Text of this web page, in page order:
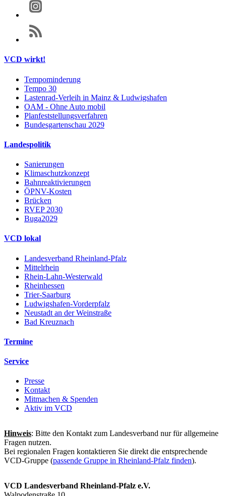
VCD wirkt!
Tempominderung
Tempo 30
Lastenrad-Verleih in Mainz & Ludwigshafen
OAM - Ohne Auto mobil
Planfeststellungsverfahren
Bundesgartenschau 2029
Landespolitik
Sanierungen
Klimaschutzkonzept
Bahnreaktivierungen
ÖPNV-Kosten
Brücken
RVEP 2030
Buga2029
VCD lokal
Landesverband Rheinland-Pfalz
Mittelrhein
Rhein-Lahn-Westerwald
Rheinhessen
Trier-Saarburg
Ludwigshafen-Vorderpfalz
Neustadt an der Weinstraße
Bad Kreuznach
Termine
Service
Presse
Kontakt
Mitmachen & Spenden
Aktiv im VCD
Hinweis: Bitte den Kontakt zum Landesverband nur für allgemeine
Fragen nutzen.
Bei regionalen Fragen kontaktieren Sie direkt die entsprechende
VCD-Gruppe (passende Gruppe in Rheinland-Pfalz finden).
VCD Landesverband Rheinland-Pfalz e.V.